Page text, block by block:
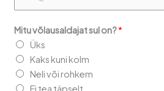
Mitu võlausaldajat sul on?*
Üks
Kaks kuni kolm
Neli või rohkem
Ei tea täpselt